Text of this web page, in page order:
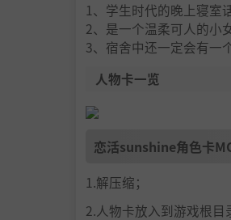
1、学生时代的晚上寝室
2、是一个温柔可人的小
3、宿舍中还一定会有一
人物卡一览
恋活sunshine角色卡
1.解压缩；
2.人物卡放入到游戏根目